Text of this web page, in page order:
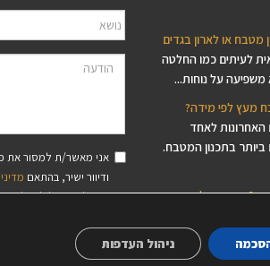
מטבח או לארון בגדים
לעיתים כמו החלטה
על נוחות...
מעץ לפי מידה?
לאחד
בתכנון המטבח.
המדריך לבסיסי עץ
בסיס עץ לפסיפס,
עץ לדקופאז’?
אני מאשר/ת למסור את
ודיוור ישיר, בהתאם
ידוע לי שאוכל לבטל
ניהול העדפות